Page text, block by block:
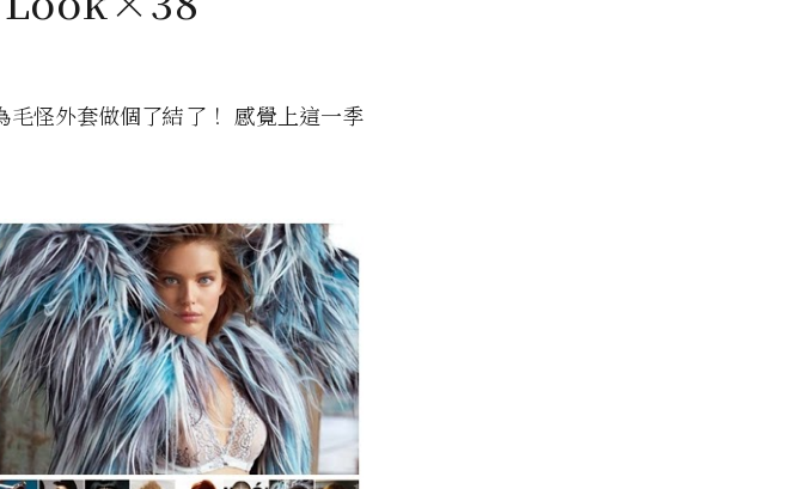
怪外套做個了結了！ 感覺上這一季